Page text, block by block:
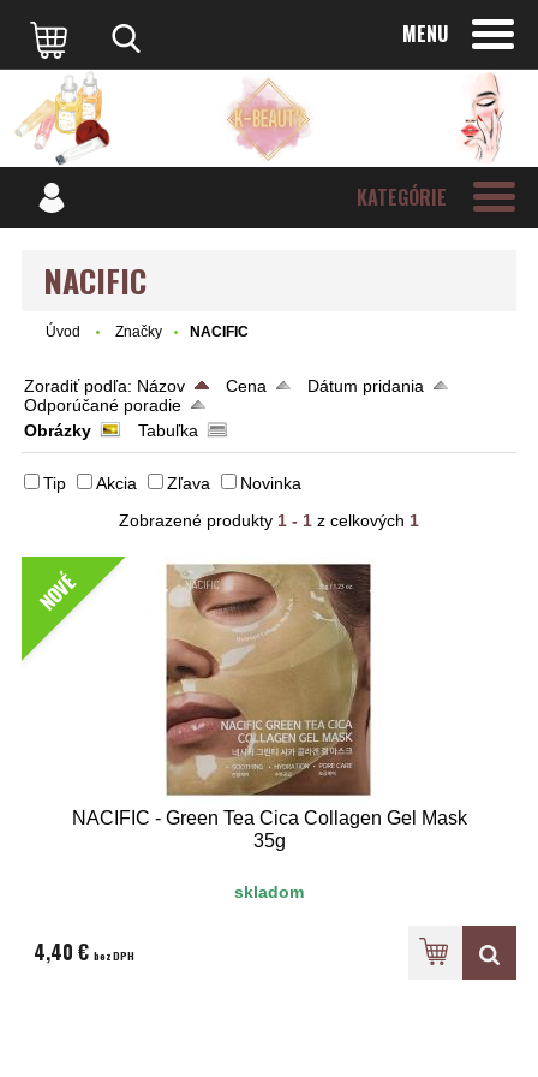
MENU
KATEGÓRIE
NACIFIC
Úvod Značky NACIFIC
Zoradiť podľa: Názov Cena
Dátum pridania
Odporúčané poradie
Obrázky
Tabuľka
Tip Akcia Zľava
Novinka
Zobrazené produkty 1 - 1 z celkových 1
NOVÉ
NACIFIC - Green Tea Cica Collagen Gel Mask
35g
skladom
4,40 € bez DPH